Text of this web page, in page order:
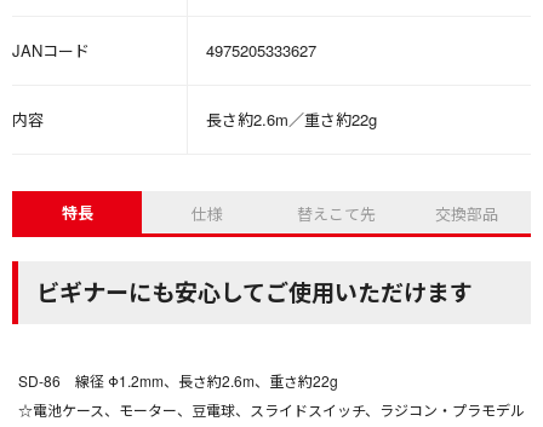
JANコード 4975205333627
内容 長さ約2.6m／重さ約22g
特長 仕様 替えこて先 交換部品
ビギナーにも安心してご使用いただけます
SD-86 線径 Φ1.2mm、長さ約2.6m、重さ約22g
☆電池ケース、モーター、豆電球、スライドスイッチ、ラジコン・プラモデル